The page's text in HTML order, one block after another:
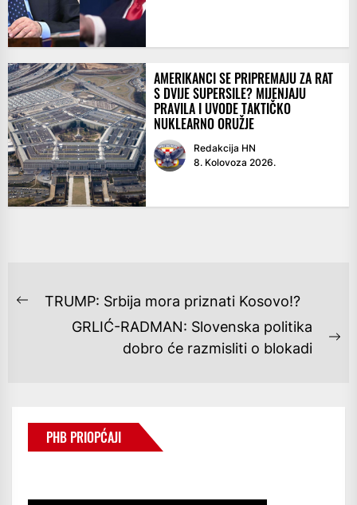
AMERIKANCI SE PRIPREMAJU ZA RAT
S DVIJE SUPERSILE? MIJENJAJU
PRAVILA I UVODE TAKTIČKO
NUKLEARNO ORUŽJE
Redakcija HN
8. Kolovoza 2026.
NAVIGACIJA
OBJAVA
Previous
TRUMP: Srbija mora priznati Kosovo!?
GRLIĆ-RADMAN: Slovenska politika
dobro će razmisliti o blokadi
PHB PRIOPĆAJI